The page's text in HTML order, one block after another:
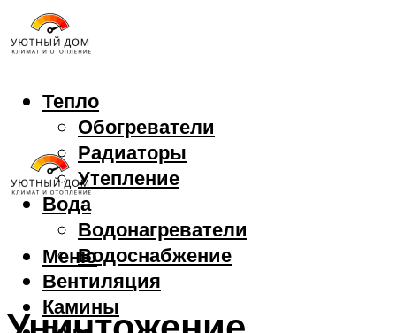
Тепло
Обогреватели
Радиаторы
Утепление
Вода
Водонагреватели
Водоснабжение
Вентиляция
Камины
Меню